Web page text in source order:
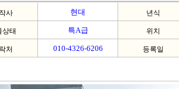
사 현대 년식
상태 특A급 위치
처 010-4326-6206 등록일